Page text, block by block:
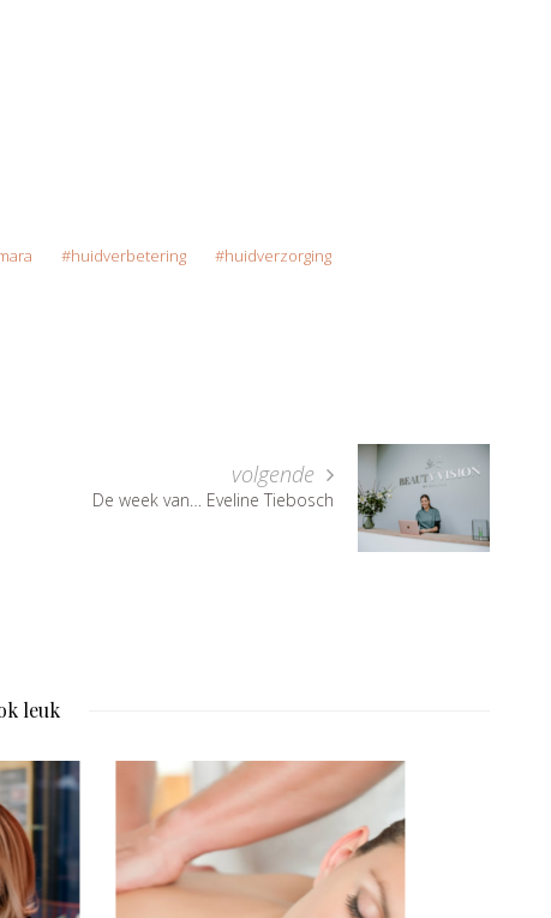
huidverbetering huidverzorging
volgende
De week van… Eveline Tiebosch
leuk